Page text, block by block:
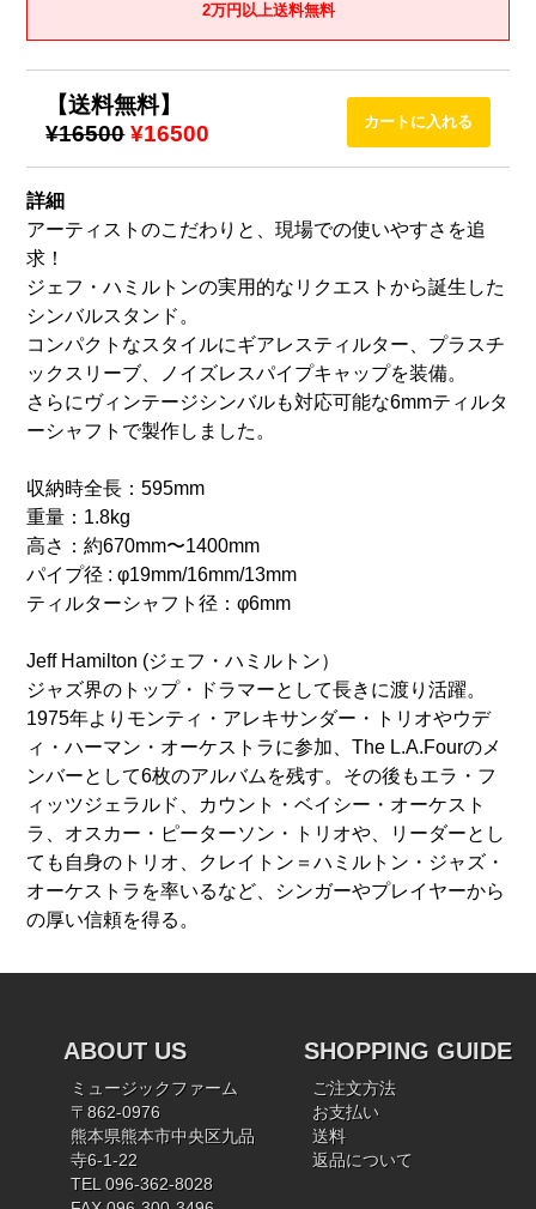
2万円以上送料無料
【送料無料】
¥16500 ¥16500
詳細
アーティストのこだわりと、現場での使いやすさを追
求！
ジェフ・ハミルトンの実用的なリクエストから誕生した
シンバルスタンド。
コンパクトなスタイルにギアレスティルター、プラスチ
ックスリーブ、ノイズレスパイプキャップを装備。
さらにヴィンテージシンバルも対応可能な6mmティルタ
ーシャフトで製作しました。
収納時全長：595mm
重量：1.8kg
高さ：約670mm〜1400mm
パイプ径 : φ19mm/16mm/13mm
ティルターシャフト径：φ6mm
Jeff Hamilton (ジェフ・ハミルトン）
ジャズ界のトップ・ドラマーとして長きに渡り活躍。
1975年よりモンティ・アレキサンダー・トリオやウデ
ィ・ハーマン・オーケストラに参加、The L.A.Fourのメ
ンバーとして6枚のアルバムを残す。その後もエラ・フ
ィッツジェラルド、カウント・ベイシー・オーケスト
ラ、オスカー・ピーターソン・トリオや、リーダーとし
ても自身のトリオ、クレイトン＝ハミルトン・ジャズ・
オーケストラを率いるなど、シンガーやプレイヤーから
の厚い信頼を得る。
ABOUT US
ミュージックファーム
〒862-0976
熊本県熊本市中央区九品
寺6-1-22
TEL 096-362-8028
SHOPPING GUIDE
ご注文方法
お支払い
送料
返品について